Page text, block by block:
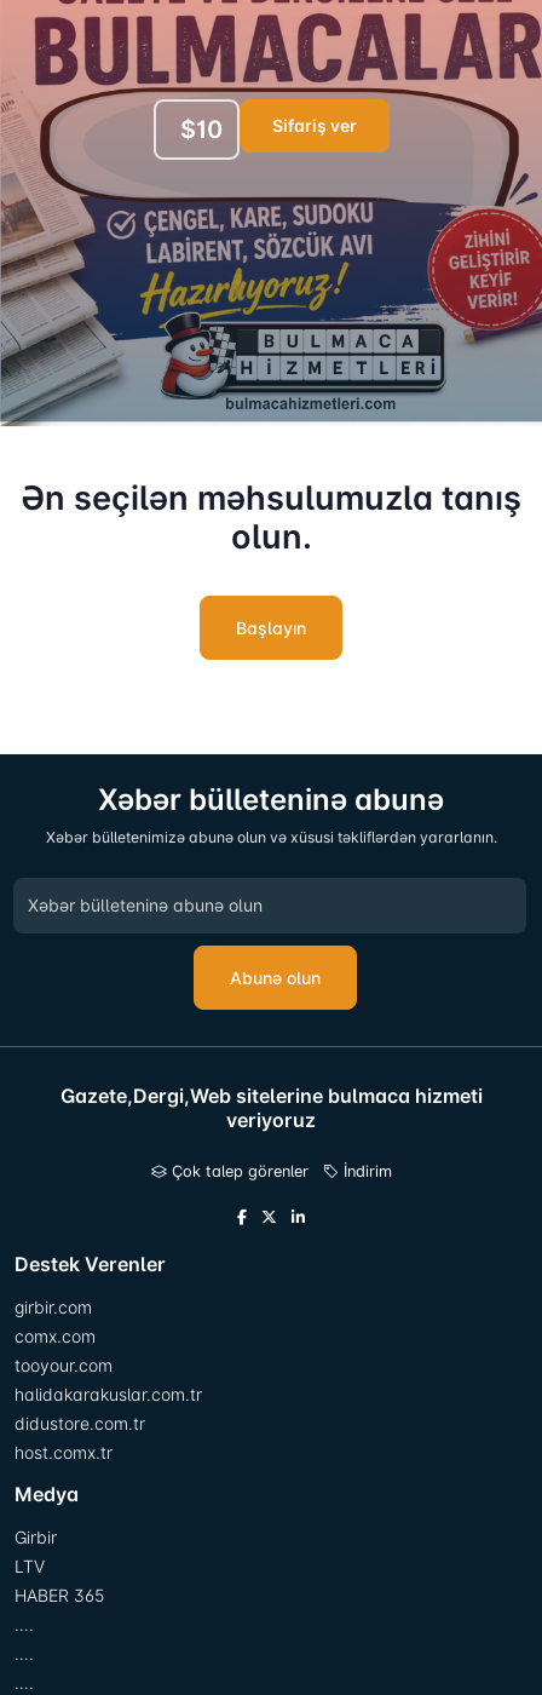
$10 Sifariş ver
Ən seçilən məhsulumuzla tanış
olun.
Başlayın
Xəbər bülleteninə abunə
Xəbər bülletenimizə abunə olun və xüsusi təkliflərdən yararlanın.
Abunə olun
Gazete,Dergi,Web sitelerine bulmaca hizmeti
veriyoruz
Çok talep görenler İndirim
Destek Verenler
girbir.com
comx.com
tooyour.com
halidakarakuslar.com.tr
didustore.com.tr
host.comx.tr
Medya
Girbir
LTV
HABER 365
....
....
....